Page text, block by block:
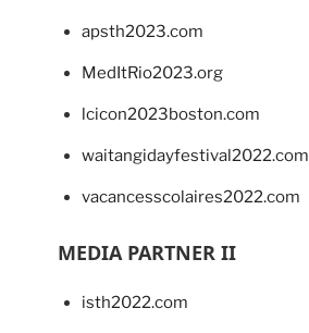
apsth2023.com
MedItRio2023.org
lcicon2023boston.com
waitangidayfestival2022.com
vacancesscolaires2022.com
MEDIA PARTNER II
isth2022.com